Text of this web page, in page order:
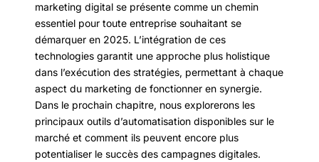
marketing digital se présente comme un chemin
essentiel pour toute entreprise souhaitant se
démarquer en 2025. L’intégration de ces
technologies garantit une approche plus holistique
dans l’exécution des stratégies, permettant à chaque
aspect du marketing de fonctionner en synergie.
Dans le prochain chapitre, nous explorerons les
principaux outils d’automatisation disponibles sur le
marché et comment ils peuvent encore plus
potentialiser le succès des campagnes digitales.